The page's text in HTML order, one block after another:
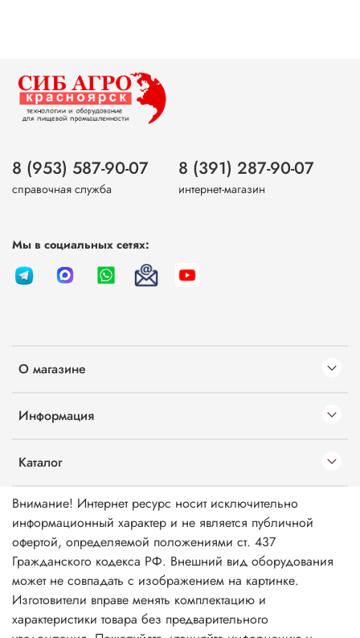
О магазине
Информация
Каталог
8 (953) 587-90-07
справочная служба
8 (391) 287-90-07
интернет-магазин
Мы в социальных сетях:
Внимание! Интернет ресурс носит исключительно
информационный характер и не является публичной
офертой, определяемой положениями ст. 437
Гражданского кодекса РФ. Внешний вид оборудования
может не совпадать с изображением на картинке.
Изготовители вправе менять комплектацию и
характеристики товара без предварительного